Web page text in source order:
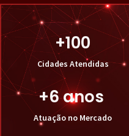
Cidades Atendidas
+100
Atuação no Mercado
+6 anos